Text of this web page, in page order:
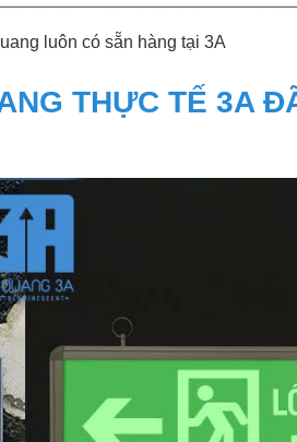
luôn có sẵn hàng tại 3A
THỰC TẾ 3A